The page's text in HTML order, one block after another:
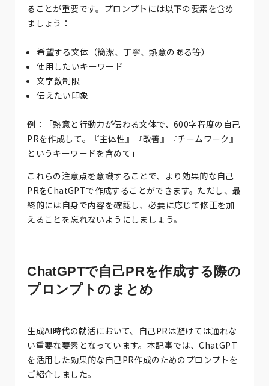
ることが重要です。プロンプトには以下の要素を含め
ましょう：
希望する文体（簡潔、丁寧、熱意のある等）
使用したいキーワード
文字数制限
伝えたい印象
例：「熱意と行動力が伝わる文体で、600字程度の自己
PRを作成して。『主体性』『改善』『チームワーク』
というキーワードを含めて」
これらの注意点を意識することで、より効果的な自己
PRをChatGPTで作成することができます。ただし、最
終的には自身で内容を確認し、必要に応じて修正を加
えることを忘れないようにしましょう。
ChatGPTで自己PRを作成する際の
プロンプトのまとめ
生成AI時代の就活において、自己PRは避けては通れな
い重要な要素となっています。本記事では、ChatGPT
を活用した効果的な自己PR作成のためのプロンプトを
ご紹介しました。